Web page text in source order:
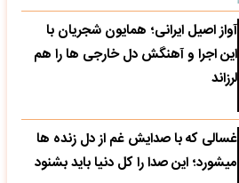
آواز اصیل ایرانی؛ همایون شجریان با
این اجرا و آهنگش دل خارجی ها را هم
لرزاند
غسالی که با صدایش غم از دل زنده ها
میشورد؛ این صدا را کل دنیا باید بشنود